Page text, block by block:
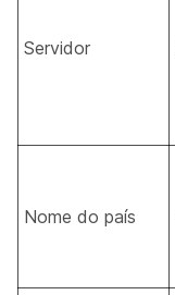
Servidor
Nome do país